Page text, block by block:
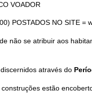
VOADOR
POSTADOS NO SITE =
de não se atribuir aos
através do
estão